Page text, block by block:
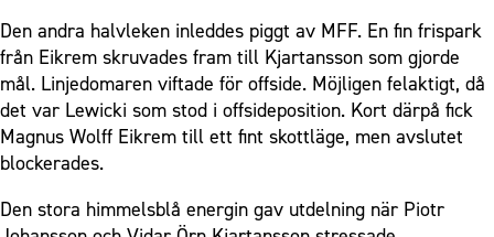
Den andra halvleken inleddes piggt av MFF. En fin frispark
från Eikrem skruvades fram till Kjartansson som gjorde
mål. Linjedomaren viftade för offside. Möjligen felaktigt, då
det var Lewicki som stod i offsideposition. Kort därpå fick
Magnus Wolff Eikrem till ett fint skottläge, men avslutet
blockerades.
Den stora himmelsblå energin gav utdelning när Piotr